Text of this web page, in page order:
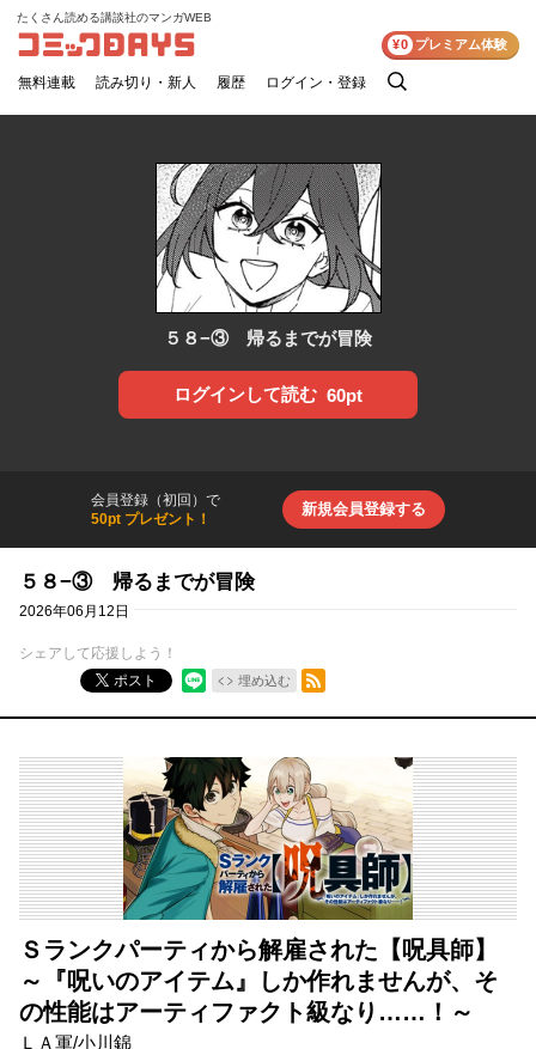
コミックDAYS
たくさん読める講談社のマンガWEB
無料連載 読み切り・新人 履歴 ログイン・登録
検
¥0 プレミアム体験
５８−③ 帰るまでが冒険
ログインして読む 60pt
会員登録（初回）で
50pt プレゼント！
新規会員登録する
５８−③ 帰るまでが冒険
2026年06月12日
シェアして応援しよう！
ポスト
埋め込む
RSSフィード
Ｓランクパーティから解雇された【呪具師】
～『呪いのアイテム』しか作れませんが、そ
の性能はアーティファクト級なり……！～
ＬＡ軍/小川錦